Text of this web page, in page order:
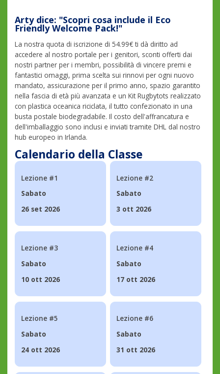
Arty dice: "Scopri cosa include il Eco
Friendly Welcome Pack!"
La nostra quota di iscrizione di 54.99€ ti dà diritto ad
accedere al nostro portale per i genitori, sconti offerti dai
nostri partner per i membri, possibilità di vincere premi e
fantastici omaggi, prima scelta sui rinnovi per ogni nuovo
mandato, assicurazione per il primo anno, spazio garantito
nella fascia di età più avanzata e un Kit Rugbytots realizzato
con plastica oceanica riciclata, il tutto confezionato in una
busta postale biodegradabile. Il costo dell'affrancatura e
dell'imballaggio sono inclusi e inviati tramite DHL dal nostro
hub europeo in Irlanda.
Calendario della Classe
Lezione #1
Sabato
26 set 2026
Lezione #2
Sabato
3 ott 2026
Lezione #3
Sabato
10 ott 2026
Lezione #4
Sabato
17 ott 2026
Lezione #5
Sabato
24 ott 2026
Lezione #6
Sabato
31 ott 2026